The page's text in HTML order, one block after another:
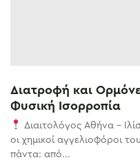
Διατροφή και
Φυσική Ισορροπία
Διαιτολόγος Αθήνα –
οι χημικοί αγγελιοφόροι
πάντα: από...